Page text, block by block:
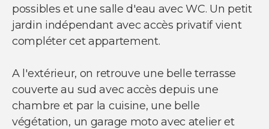
possibles et une salle d'eau avec WC. Un petit
jardin indépendant avec accès privatif vient
compléter cet appartement.
A l'extérieur, on retrouve une belle terrasse
couverte au sud avec accès depuis une
chambre et par la cuisine, une belle
végétation, un garage moto avec atelier et
© Copyright 2021 Ci-immo - Tous droits
réservés